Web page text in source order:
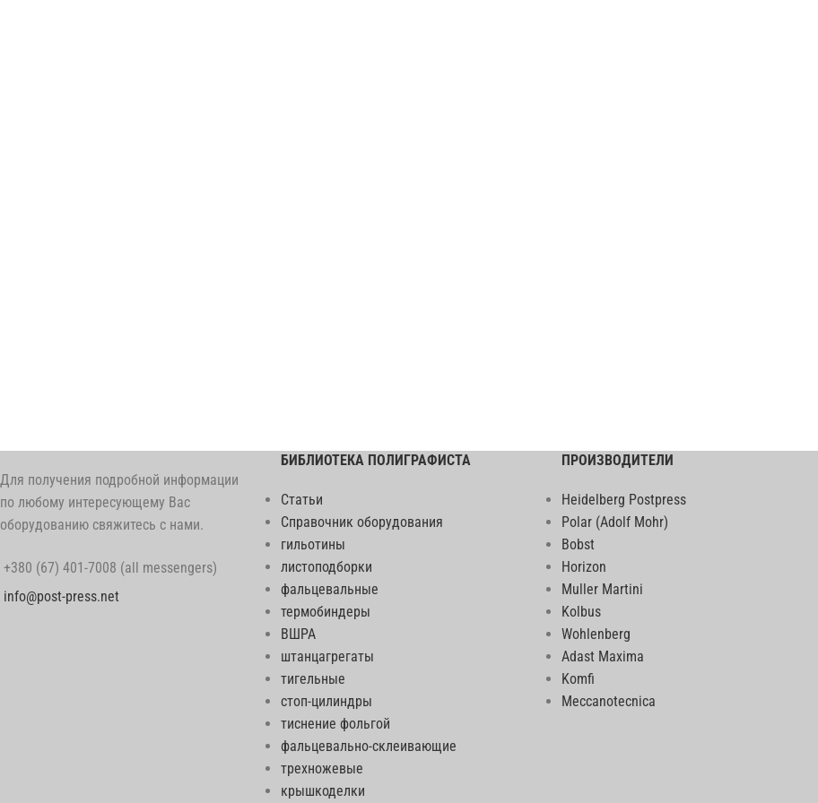
Для получения подробной информации
по любому интересующему Вас
оборудованию свяжитесь с нами.
+380 (67) 401-7008 (all messengers)
info@post-press.net
БИБЛИОТЕКА ПОЛИГРАФИСТА
Статьи
Справочник оборудования
гильотины
листоподборки
фальцевальные
термобиндеры
ВШРА
штанцагрегаты
тигельные
стоп-цилиндры
тиснение фольгой
фальцевально-склеивающие
трехножевые
крышкоделки
ПРОИЗВОДИТЕЛИ
Heidelberg Postpress
Polar (Adolf Mohr)
Bobst
Horizon
Muller Martini
Kolbus
Wohlenberg
Adast Maxima
Komfi
Meccanotecnica